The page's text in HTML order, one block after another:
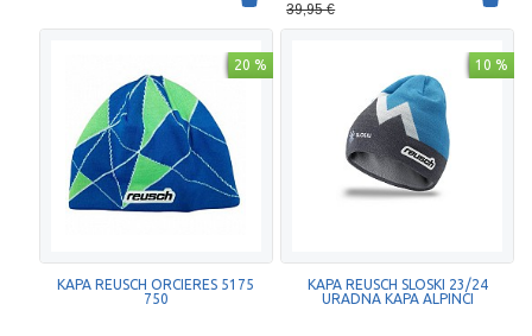
39,95 €
20 %
KAPA REUSCH ORCIERES 5175
750
10 %
KAPA REUSCH SLOSKI 23/24
URADNA KAPA ALPINCI